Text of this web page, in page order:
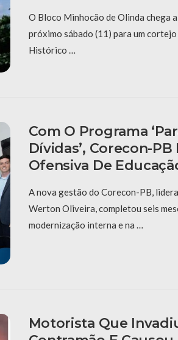
O Bloco Minhocão de Olinda chega
próximo sábado (11) para um
Histórico …
Com O Programa
Dívidas’, Corecon-PB
Ofensiva De
A nova gestão do Corecon-PB,
Werton Oliveira, completou seis
modernização interna e na …
Motorista Que